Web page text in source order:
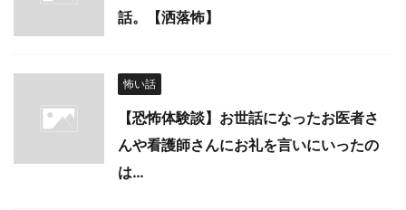
話。【洒落怖】
怖い話
【恐怖体験談】お世話になったお医者さ
んや看護師さんにお礼を言いにいったの
は…